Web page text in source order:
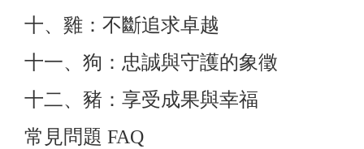
十、雞：不斷追求卓越
十一、狗：忠誠與守護的象徵
十二、豬：享受成果與幸福
常見問題 FAQ